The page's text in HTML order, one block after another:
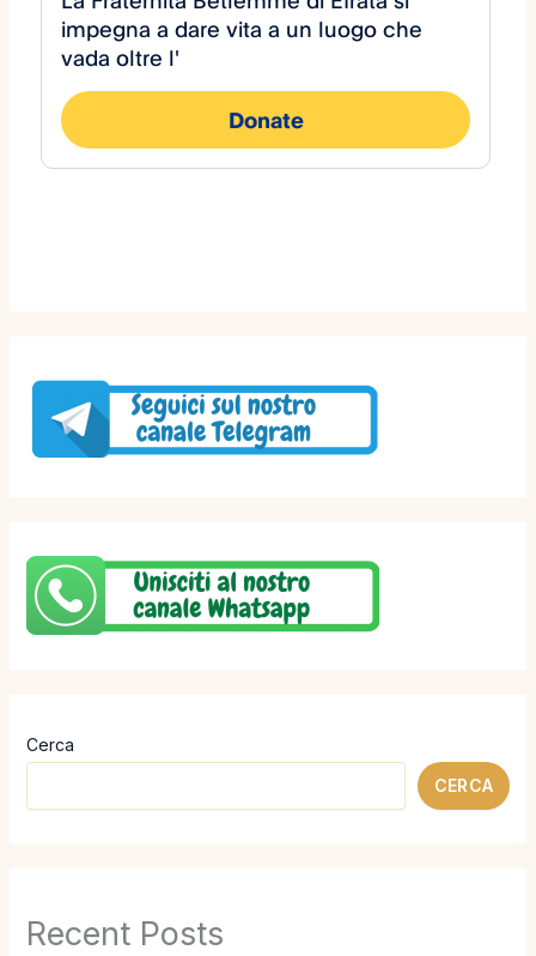
Cerca
CERCA
Recent Posts